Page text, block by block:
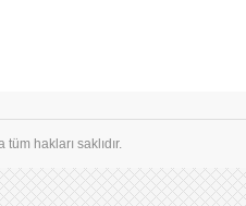
hakları saklıdır.